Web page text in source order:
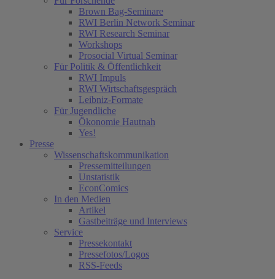
Brown Bag-Seminare
RWI Berlin Network Seminar
RWI Research Seminar
Workshops
Prosocial Virtual Seminar
Für Politik & Öffentlichkeit
RWI Impuls
RWI Wirtschaftsgespräch
Leibniz-Formate
Für Jugendliche
Ökonomie Hautnah
Yes!
Presse
Wissenschaftskommunikation
Pressemitteilungen
Unstatistik
EconComics
In den Medien
Artikel
Gastbeiträge und Interviews
Service
Pressekontakt
Pressefotos/Logos
RSS-Feeds